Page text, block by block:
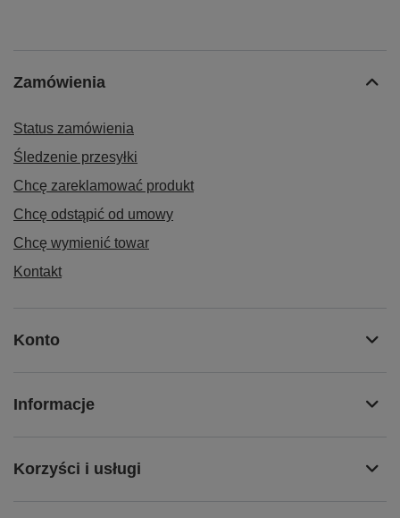
Zamówienia
Status zamówienia
Śledzenie przesyłki
Chcę zareklamować produkt
Chcę odstąpić od umowy
Chcę wymienić towar
Kontakt
Konto
Informacje
Korzyści i usługi